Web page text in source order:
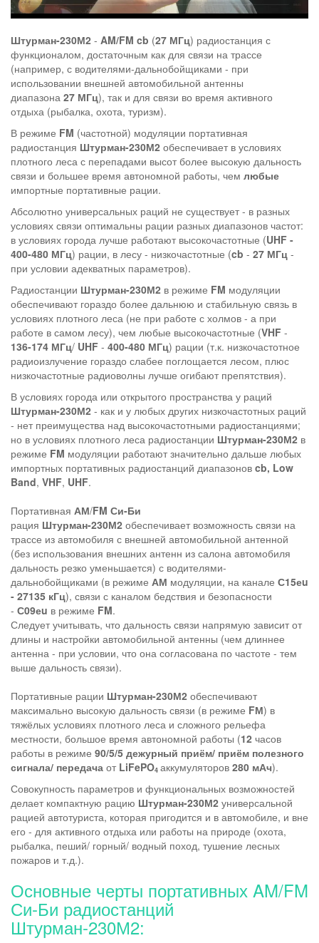
Штурман-230М2 - AM/FM cb (27 МГц) радиостанция с
функционалом, достаточным как для связи на трассе
(например, с водителями-дальнобойщиками - при
использовании внешней автомобильной антенны
диапазона 27 МГц), так и для связи во время активного
отдыха (рыбалка, охота, туризм).
В режиме FM (частотной) модуляции портативная
радиостанция Штурман-230М2 обеспечивает в условиях
плотного леса с перепадами высот более высокую дальность
связи и большее время автономной работы, чем любые
импортные портативные рации.
Абсолютно универсальных раций не существует - в разных
условиях связи оптимальны рации разных диапазонов частот:
в условиях города лучше работают высокочастотные (UHF -
400-480 МГц) рации, в лесу - низкочастотные (cb - 27 МГц -
при условии адекватных параметров).
Радиостанции Штурман-230М2 в режиме FM модуляции
обеспечивают гораздо более дальнюю и стабильную связь в
условиях плотного леса (не при работе с холмов - а при
работе в самом лесу), чем любые высокочастотные (VHF -
136-174 МГц/ UHF - 400-480 МГц) рации (т.к. низкочастотное
радиоизлучение гораздо слабее поглощается лесом, плюс
низкочастотные радиоволны лучше огибают препятствия).
В условиях города или открытого пространства у раций
Штурман-230М2 - как и у любых других низкочастотных раций
- нет преимущества над высокочастотными радиостанциями;
но в условиях плотного леса радиостанции Штурман-230М2 в
режиме FM модуляции работают значительно дальше любых
импортных портативных радиостанций диапазонов cb, Low
Band, VHF, UHF.
Портативная АМ/FM Си-Би
рация Штурман-230М2 обеспечивает возможность связи на
трассе из автомобиля с внешней автомобильной антенной
(без использования внешних антенн из салона автомобиля
дальность резко уменьшается) с водителями-
дальнобойщиками (в режиме АМ модуляции, на канале С15еu
- 27135 кГц), связи с каналом бедствия и безопасности
- С09еu в режиме FM.
Следует учитывать, что дальность связи напрямую зависит от
длины и настройки автомобильной антенны (чем длиннее
антенна - при условии, что она согласована по частоте - тем
выше дальность связи).
Портативные рации Штурман-230М2 обеспечивают
максимально высокую дальность связи (в режиме FМ) в
тяжёлых условиях плотного леса и сложного рельефа
местности, большое время автономной работы (12 часов
работы в режиме 90/5/5 дежурный приём/ приём полезного
сигнала/ передача от LiFePO4 аккумуляторов 280 мАч).
Совокупность параметров и функциональных возможностей
делает компактную рацию Штурман-230М2 универсальной
рацией автотуриста, которая пригодится и в автомобиле, и вне
его - для активного отдыха или работы на природе (охота,
рыбалка, пеший/ горный/ водный поход, тушение лесных
пожаров и т.д.).
Основные черты портативных AM/FM
Си-Би радиостанций
Штурман-230М2: